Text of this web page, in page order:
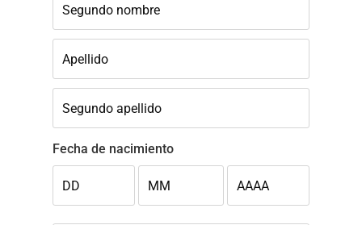
Segundo nombre
Apellido
Segundo apellido
Fecha de nacimiento
DD MM AAAA